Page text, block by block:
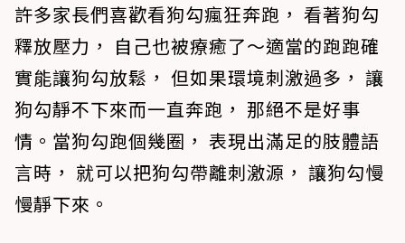
許多家長們喜歡看狗勾瘋狂奔跑， 看著狗勾
釋放壓力， 自己也被療癒了～適當的跑跑確
實能讓狗勾放鬆， 但如果環境刺激過多， 讓
狗勾靜不下來而一直奔跑， 那絕不是好事
情。當狗勾跑個幾圈， 表現出滿足的肢體語
言時， 就可以把狗勾帶離刺激源， 讓狗勾慢
慢靜下來。